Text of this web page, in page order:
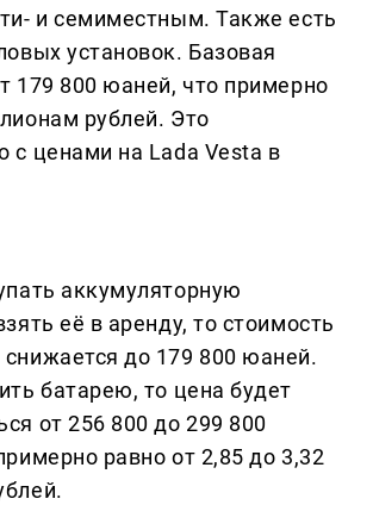
и семиместным. Также есть
установок. Базовая
179 800 юаней, что примерно
рублей. Это
с ценами на Lada Vesta в
аккумуляторную
её в аренду, то стоимость
до 179 800 юаней.
батарею, то цена будет
от 256 800 до 299 800
равно от 2,85 до 3,32